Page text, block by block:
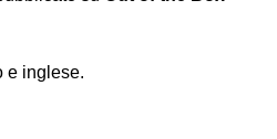
e inglese.